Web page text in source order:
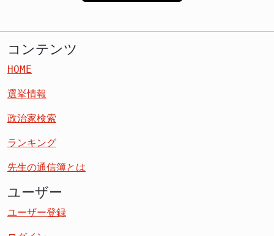
コンテンツ
HOME
選挙情報
政治家検索
ランキング
先生の通信簿とは
ユーザー
ユーザー登録